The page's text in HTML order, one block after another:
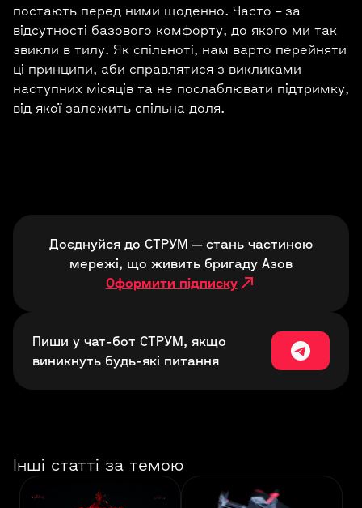
постають перед ними щоденно. Часто – за
відсутності базового комфорту, до якого ми так
звикли в тилу. Як спільноті, нам варто перейняти
ці принципи, аби справлятися з викликами
наступних місяців та не послаблювати підтримку,
від якої залежить спільна доля.
Доєднуйся до СТРУМ — стань частиною
мережі, що живить бригаду Азов
Оформити підписку
Пиши у чат-бот СТРУМ, якщо
виникнуть будь-які питання
Інші статті за темою